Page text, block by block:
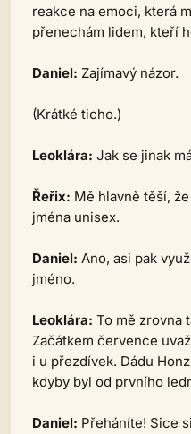
reakce na emoci, která
přenechám lidem, kteří
Daniel: Zajímavý názor.
(Krátké ticho.)
Leoklára: Jak se jinak
Řeřix: Mě hlavně těší,
jména unisex.
Daniel: Ano, asi pak
jméno.
Leoklára: To mě zrovna
Začátkem července
i u přezdívek. Dádu
kdyby byl od prvního
Daniel: Přeháníte! Sice